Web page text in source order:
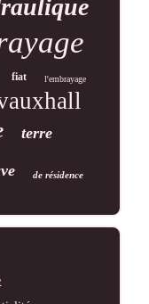
fiat l'embrayage
terre
de résidence